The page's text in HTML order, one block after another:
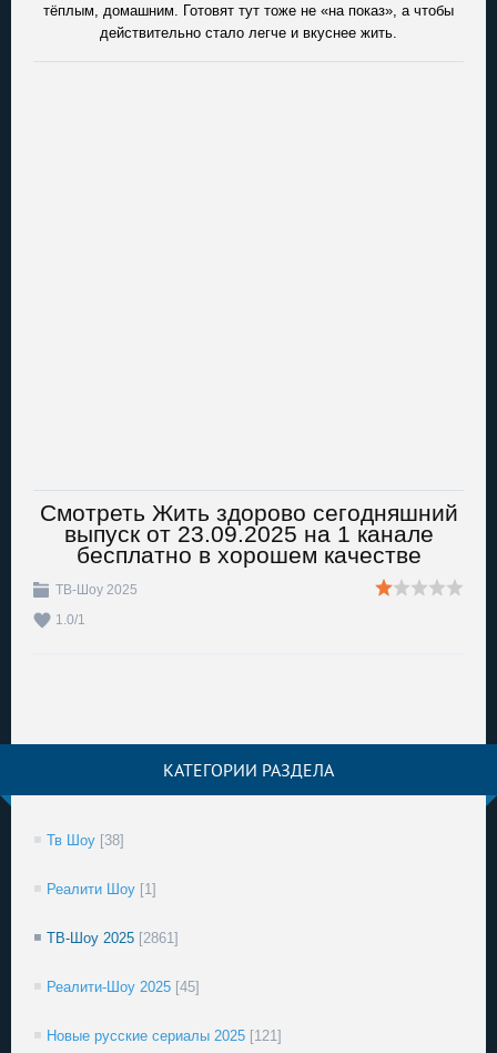
тёплым, домашним. Готовят тут тоже не «на показ», а чтобы
действительно стало легче и вкуснее жить.
Смотреть Жить здорово сегодняшний
выпуск от 23.09.2025 на 1 канале
бесплатно в хорошем качестве
ТВ-Шоу 2025
1.0/1
КАТЕГОРИИ РАЗДЕЛА
Тв Шоу [38]
Реалити Шоу [1]
ТВ-Шоу 2025 [2861]
Реалити-Шоу 2025 [45]
Новые русские сериалы 2025 [121]